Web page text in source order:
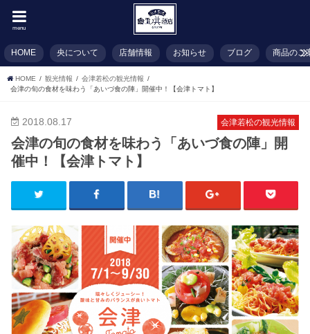
menu
HOME 央について 店舗情報 お知らせ ブログ 商品のご
HOME 観光情報
会津若松の観光情報
会津の旬の食材を味わう「あいづ食の陣」開催中！【会津トマト】
会津若松の観光情報
2018.08.17
会津の旬の食材を味わう「あいづ食の陣」開
催中！【会津トマト】